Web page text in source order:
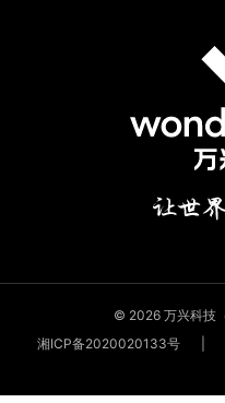
© 2026 万兴科技
湘ICP备2020020133号